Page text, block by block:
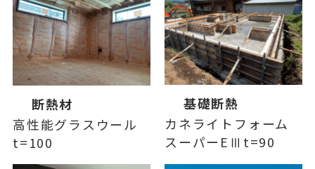
断熱材
高性能グラスウール
t=100
基礎断熱
カネライトフォーム
スーパーEⅢt=90